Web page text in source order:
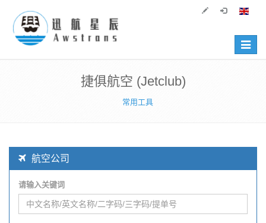
Toggle
捷俱航空 (Jetclub)
常用工具
航空公司
请输入关键词